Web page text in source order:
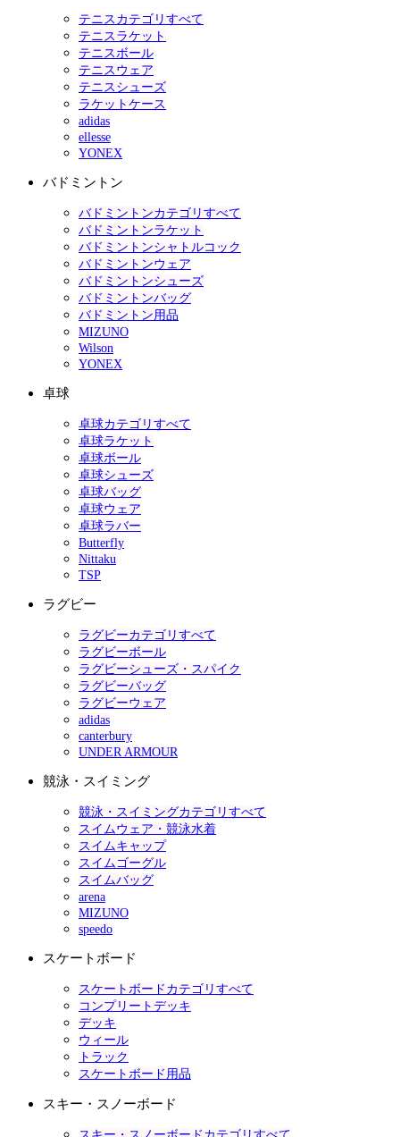
テニスカテゴリすべて
テニスラケット
テニスボール
テニスウェア
テニスシューズ
ラケットケース
adidas
ellesse
YONEX
バドミントン
バドミントンカテゴリすべて
バドミントンラケット
バドミントンシャトルコック
バドミントンウェア
バドミントンシューズ
バドミントンバッグ
バドミントン用品
MIZUNO
Wilson
YONEX
卓球
卓球カテゴリすべて
卓球ラケット
卓球ボール
卓球シューズ
卓球バッグ
卓球ウェア
卓球ラバー
Butterfly
Nittaku
TSP
ラグビー
ラグビーカテゴリすべて
ラグビーボール
ラグビーシューズ・スパイク
ラグビーバッグ
ラグビーウェア
adidas
canterbury
UNDER ARMOUR
競泳・スイミング
競泳・スイミングカテゴリすべて
スイムウェア・競泳水着
スイムキャップ
スイムゴーグル
スイムバッグ
arena
MIZUNO
speedo
スケートボード
スケートボードカテゴリすべて
コンプリートデッキ
デッキ
ウィール
トラック
スケートボード用品
スキー・スノーボード